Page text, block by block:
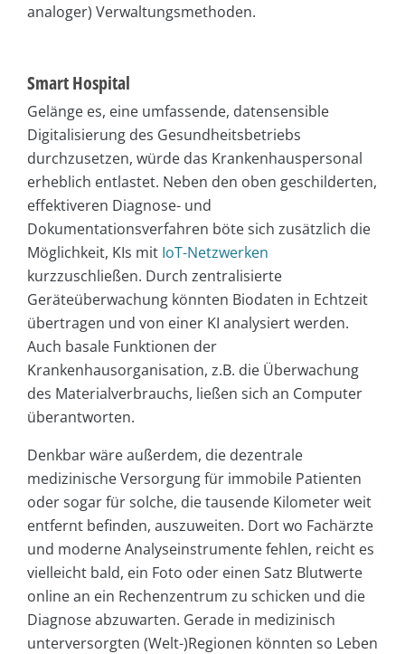
analoger) Verwaltungsmethoden.
Smart Hospital
Gelänge es, eine umfassende, datensensible
Digitalisierung des Gesundheitsbetriebs
durchzusetzen, würde das Krankenhauspersonal
erheblich entlastet. Neben den oben geschilderten,
effektiveren Diagnose- und
Dokumentationsverfahren böte sich zusätzlich die
Möglichkeit, KIs mit IoT-Netzwerken
kurzzuschließen. Durch zentralisierte
Geräteüberwachung könnten Biodaten in Echtzeit
übertragen und von einer KI analysiert werden.
Auch basale Funktionen der
Krankenhausorganisation, z.B. die Überwachung
des Materialverbrauchs, ließen sich an Computer
überantworten.
Denkbar wäre außerdem, die dezentrale
medizinische Versorgung für immobile Patienten
oder sogar für solche, die tausende Kilometer weit
entfernt befinden, auszuweiten. Dort wo Fachärzte
und moderne Analyseinstrumente fehlen, reicht es
vielleicht bald, ein Foto oder einen Satz Blutwerte
online an ein Rechenzentrum zu schicken und die
Diagnose abzuwarten. Gerade in medizinisch
unterversorgten (Welt-)Regionen könnten so Leben